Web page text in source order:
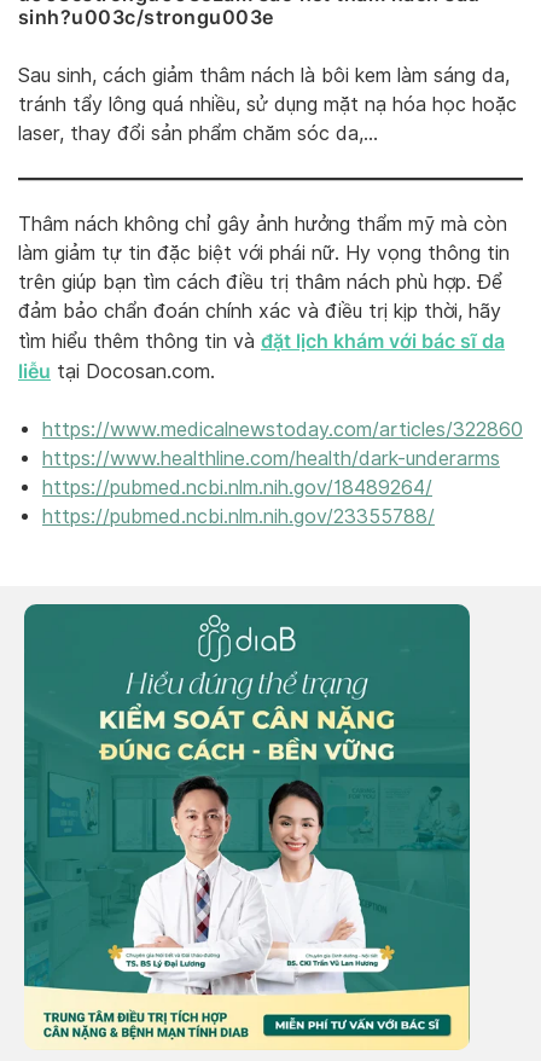
sinh?u003c/strongu003e
Sau sinh, cách giảm thâm nách là bôi kem làm sáng da,
tránh tẩy lông quá nhiều, sử dụng mặt nạ hóa học hoặc
laser, thay đổi sản phẩm chăm sóc da,…
Thâm nách không chỉ gây ảnh hưởng thẩm mỹ mà còn
làm giảm tự tin đặc biệt với phái nữ. Hy vọng thông tin
trên giúp bạn tìm cách điều trị thâm nách phù hợp. Để
đảm bảo chẩn đoán chính xác và điều trị kịp thời, hãy
tìm hiểu thêm thông tin và đặt lịch khám với bác sĩ da
liễu tại Docosan.com.
https://www.medicalnewstoday.com/articles/322860
https://www.healthline.com/health/dark-underarms
https://pubmed.ncbi.nlm.nih.gov/18489264/
https://pubmed.ncbi.nlm.nih.gov/23355788/